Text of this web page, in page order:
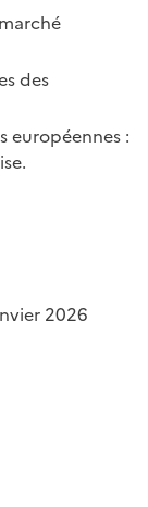
des
européennes :
2026